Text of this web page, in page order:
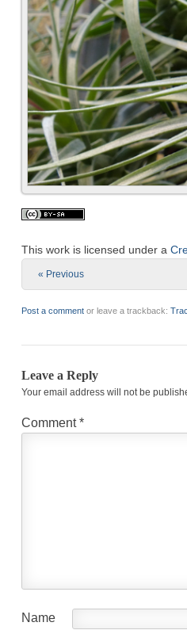
This work is licensed under a
« Previous
Post a comment or leave a trackback:
Leave a Reply
Your email address will not be
Comment*
Name